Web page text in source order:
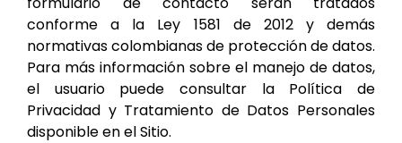
conforme a la Ley 1581 de 2012 y demás
normativas colombianas de protección de datos.
Para más información sobre el manejo de datos,
el usuario puede consultar la Política de
Privacidad y Tratamiento de Datos Personales
disponible en el Sitio.